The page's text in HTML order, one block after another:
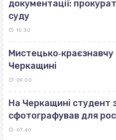
документації:
суду
10:30
Черкащині
09:00
На Черкащині студент
сфотографував для
07:40